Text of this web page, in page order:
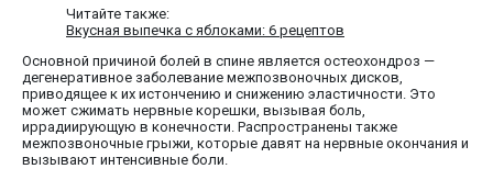
Читайте также:
Вкусная выпечка с яблоками: 6 рецептов
Основной причиной болей в спине является остеохондроз —
дегенеративное заболевание межпозвоночных дисков,
приводящее к их истончению и снижению эластичности. Это
может сжимать нервные корешки, вызывая боль,
иррадиирующую в конечности. Распространены также
межпозвоночные грыжи, которые давят на нервные окончания и
вызывают интенсивные боли.